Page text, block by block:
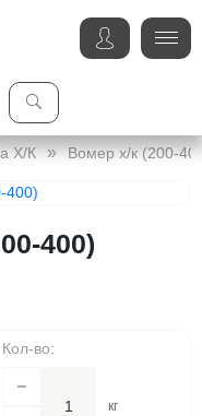
Х/К Вомер х/к (200-
400)
Кол-во:
кг